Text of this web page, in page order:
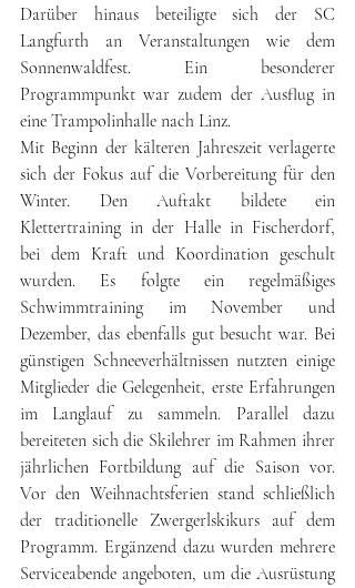
Darüber hinaus beteiligte sich der SC
Langfurth an Veranstaltungen wie dem
Sonnenwaldfest. Ein besonderer
Programmpunkt war zudem der Ausflug in
eine Trampolinhalle nach Linz.
Mit Beginn der kälteren Jahreszeit verlagerte
sich der Fokus auf die Vorbereitung für den
Winter. Den Auftakt bildete ein
Klettertraining in der Halle in Fischerdorf,
bei dem Kraft und Koordination geschult
wurden. Es folgte ein regelmäßiges
Schwimmtraining im November und
Dezember, das ebenfalls gut besucht war. Bei
günstigen Schneeverhältnissen nutzten einige
Mitglieder die Gelegenheit, erste Erfahrungen
im Langlauf zu sammeln. Parallel dazu
bereiteten sich die Skilehrer im Rahmen ihrer
jährlichen Fortbildung auf die Saison vor.
Vor den Weihnachtsferien stand schließlich
der traditionelle Zwergerlskikurs auf dem
Programm. Ergänzend dazu wurden mehrere
Serviceabende angeboten, um die Ausrüstung